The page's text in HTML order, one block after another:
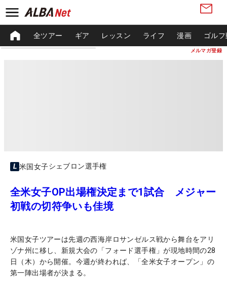
メルマガ登録
全ツアー ギア レッスン ライフ 漫画 ゴル
米国女子シェブロン選手権
全米女子OP出場権決定まで1試合 メジャー
初戦の切符争いも佳境
米国女子ツアーは先週の西海岸ロサンゼルス戦から舞台をアリ
ゾナ州に移し、新規大会の「フォード選手権」が現地時間の28
日（木）から開催。今週が終われば、「全米女子オープン」の
第一陣出場者が決まる。